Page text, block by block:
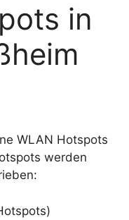
in
WLAN Hotspots
werden